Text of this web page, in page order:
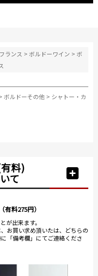
フランス >ボルドーワイン >ボ
ボルドーその他 > シャトー・カ
料)
て
（有料275円）
が出来ます。
お買い求め頂いたは、どちらの
「備考欄」にてご連絡くださ